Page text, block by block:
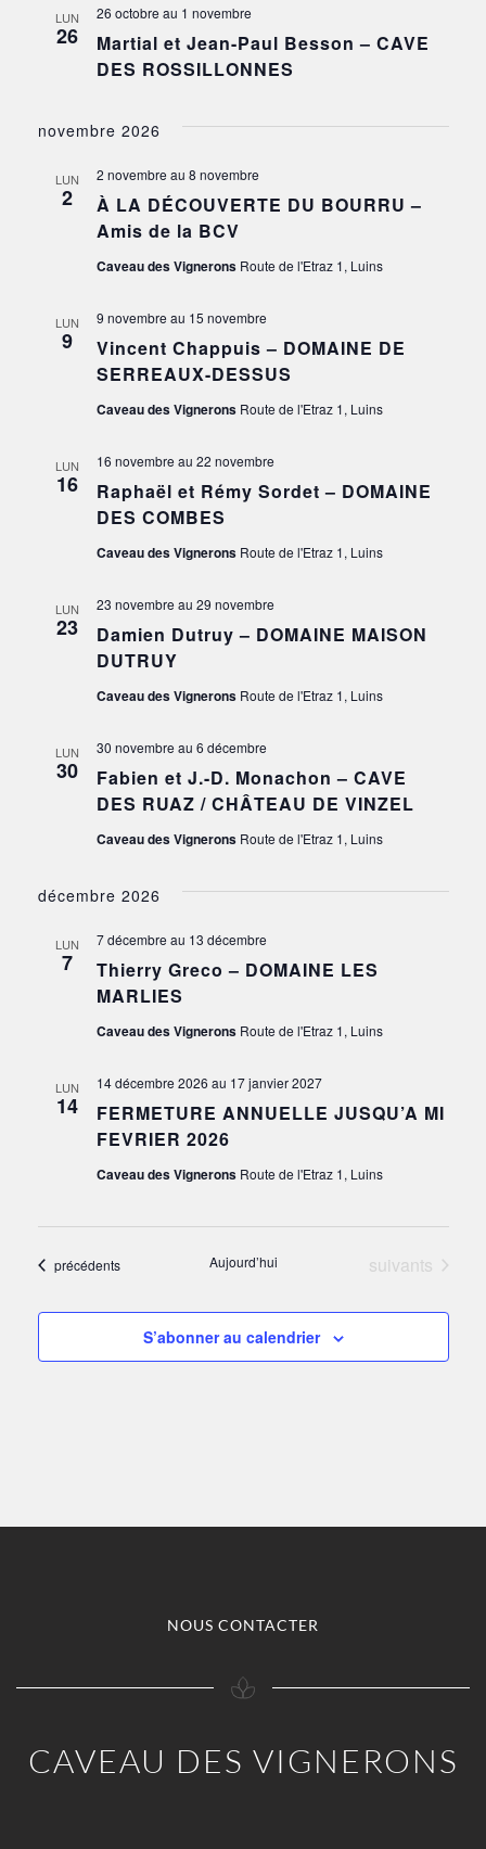
LUN
26
Martial et Jean-Paul Besson – CAVE
DES ROSSILLONNES
26 octobre au 1 novembre
novembre 2026
LUN
2
À LA DÉCOUVERTE DU BOURRU –
Amis de la BCV
2 novembre au 8 novembre
Caveau des Vignerons Route de l'Etraz 1, Luins
LUN
9
Vincent Chappuis – DOMAINE DE
SERREAUX-DESSUS
9 novembre au 15 novembre
Caveau des Vignerons Route de l'Etraz 1, Luins
LUN
16
Raphaël et Rémy Sordet – DOMAINE
DES COMBES
16 novembre au 22 novembre
Caveau des Vignerons Route de l'Etraz 1, Luins
LUN
23
Damien Dutruy – DOMAINE MAISON
DUTRUY
23 novembre au 29 novembre
Caveau des Vignerons Route de l'Etraz 1, Luins
LUN
30
Fabien et J.-D. Monachon – CAVE
DES RUAZ / CHÂTEAU DE VINZEL
30 novembre au 6 décembre
Caveau des Vignerons Route de l'Etraz 1, Luins
décembre 2026
LUN
7
Thierry Greco – DOMAINE LES
MARLIES
7 décembre au 13 décembre
Caveau des Vignerons Route de l'Etraz 1, Luins
LUN
14
FERMETURE ANNUELLE JUSQU’A MI
FEVRIER 2026
14 décembre 2026 au 17 janvier 2027
Caveau des Vignerons Route de l'Etraz 1, Luins
Évènements
précédents Aujourd’hui Évènements
suivants
S’abonner au calendrier
NOUS CONTACTER
CAVEAU DES VIGNERONS